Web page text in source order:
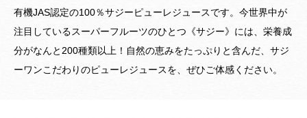
有機JAS認定の100％サジーピューレジュースです。今世界中が
注目しているスーパーフルーツのひとつ《サジー》には、栄養成
分がなんと200種類以上！自然の恵みをたっぷりと含んだ、サジ
ーワンこだわりのピューレジュースを、ぜひご体感ください。